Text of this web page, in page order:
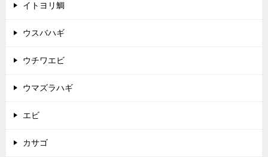
イトヨリ鯛
ウスバハギ
ウチワエビ
ウマズラハギ
エビ
カサゴ